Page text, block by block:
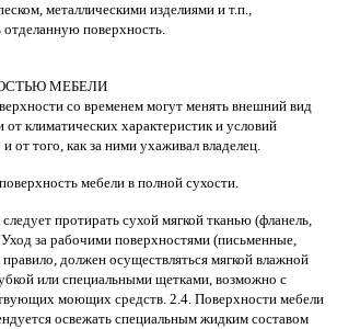
металлическими изделиями и т.п.,
поверхность.
МЕБЕЛИ
со временем могут менять внешний вид
от климатических характеристик и условий
того, как за ними ухаживал владелец.
мебели в полной сухости.
протирать сухой мягкой тканью (фланель,
за рабочими поверхностями (письменные,
должен осуществляться мягкой влажной
или специальными щетками, возможно с
моющих средств. 2.4. Поверхности мебели
освежать специальным жидким составом